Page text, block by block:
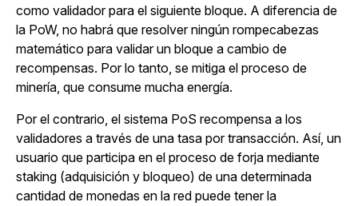
como validador para el siguiente bloque. A diferencia de
la PoW, no habrá que resolver ningún rompecabezas
matemático para validar un bloque a cambio de
recompensas. Por lo tanto, se mitiga el proceso de
minería, que consume mucha energía.
Por el contrario, el sistema PoS recompensa a los
validadores a través de una tasa por transacción. Así, un
usuario que participa en el proceso de forja mediante
staking (adquisición y bloqueo) de una determinada
cantidad de monedas en la red puede tener la